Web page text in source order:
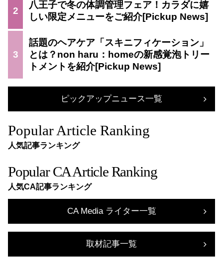
2
八王子で冬の体調管理フェア！カラダに嬉
しい限定メニューをご紹介
3
話題のヘアケア「スキニフィケーション」
とは？non haru：homeの新感覚泡トリー
トメントを紹介
ピックアップニュース一覧
Popular Article Ranking
人気記事ランキング
Popular CA Article Ranking
人気CA記事ランキング
CA Media ライター一覧
取材記事一覧